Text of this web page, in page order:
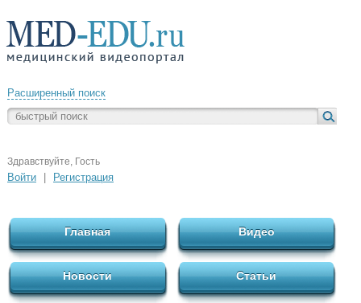
Расширенный поиск
Здравствуйте, Гость
Войти Регистрация
Главная Видео
Новости Статьи